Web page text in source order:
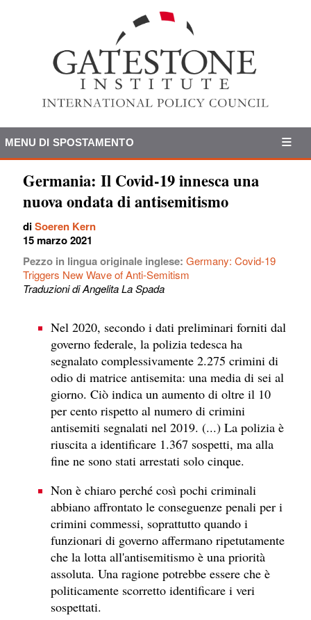
MENU DI SPOSTAMENTO
Germania: Il Covid-19 innesca una
nuova ondata di antisemitismo
diSoeren Kern
15 marzo 2021
Pezzo in lingua originale inglese: Germany: Covid-19
Triggers New Wave of Anti-Semitism
Traduzioni di Angelita La Spada
Nel 2020, secondo i dati preliminari forniti dal
governo federale, la polizia tedesca ha
segnalato complessivamente 2.275 crimini di
odio di matrice antisemita: una media di sei al
giorno. Ciò indica un aumento di oltre il 10
per cento rispetto al numero di crimini
antisemiti segnalati nel 2019. (...) La polizia è
riuscita a identificare 1.367 sospetti, ma alla
fine ne sono stati arrestati solo cinque.
Non è chiaro perché così pochi criminali
abbiano affrontato le conseguenze penali per i
crimini commessi, soprattutto quando i
funzionari di governo affermano ripetutamente
che la lotta all'antisemitismo è una priorità
assoluta. Una ragione potrebbe essere che è
politicamente scorretto identificare i veri
sospettati.